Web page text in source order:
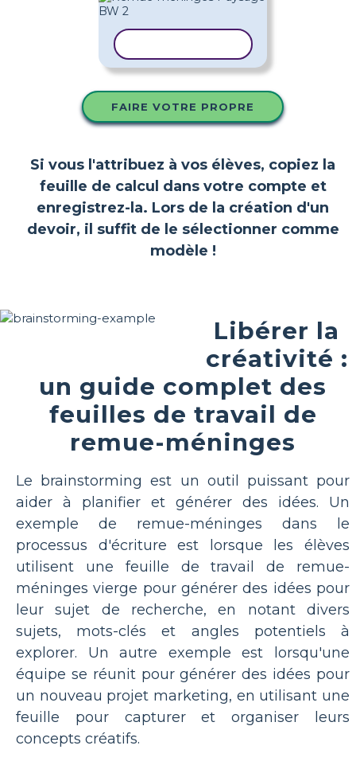
FAIRE VOTRE PROPRE
Si vous l'attribuez à vos élèves, copiez la
feuille de calcul dans votre compte et
enregistrez-la. Lors de la création d'un
devoir, il suffit de le sélectionner comme
modèle !
Libérer la
créativité :
un guide complet des
feuilles de travail de
remue-méninges
Le brainstorming est un outil puissant pour
aider à planifier et générer des idées. Un
exemple de remue-méninges dans le
processus d'écriture est lorsque les élèves
utilisent une feuille de travail de remue-
méninges vierge pour générer des idées pour
leur sujet de recherche, en notant divers
sujets, mots-clés et angles potentiels à
explorer. Un autre exemple est lorsqu'une
équipe se réunit pour générer des idées pour
un nouveau projet marketing, en utilisant une
feuille pour capturer et organiser leurs
concepts créatifs.